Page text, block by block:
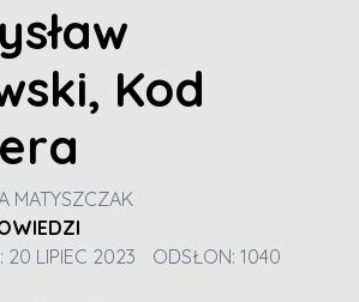
Kod
MATYSZCZAK
20 LIPIEC 2023
ODSŁON: 1040